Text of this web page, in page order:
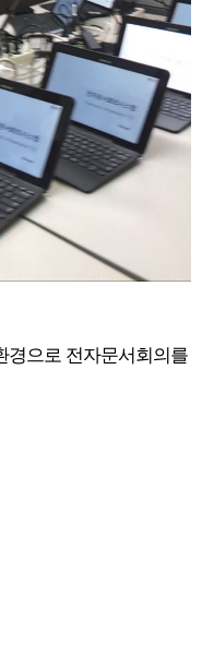
경으로 전자문서회의를